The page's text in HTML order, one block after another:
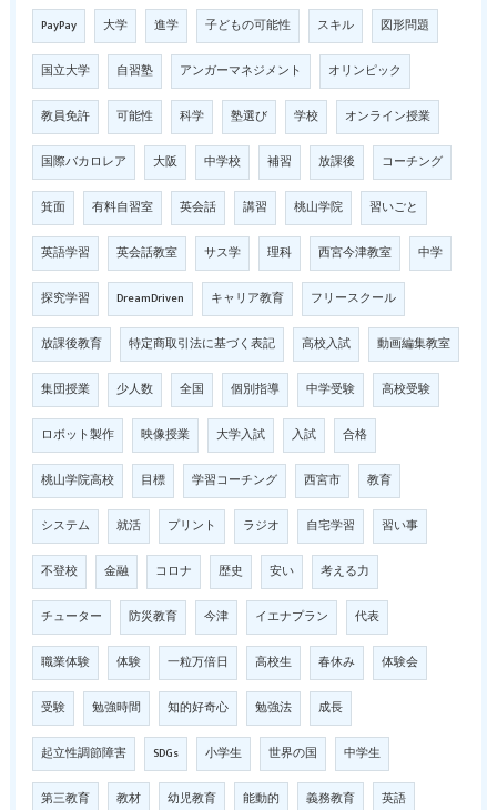
PayPay 大学 進学 子どもの可能性 スキル 図形問題
国立大学 自習塾 アンガーマネジメント オリンピック
教員免許 可能性 科学 塾選び 学校 オンライン授業
国際バカロレア 大阪 中学校 補習 放課後 コーチング
箕面 有料自習室 英会話 講習 桃山学院 習いごと
英語学習 英会話教室 サス学 理科 西宮今津教室 中学
探究学習 DreamDriven キャリア教育 フリースクール
放課後教育 特定商取引法に基づく表記 高校入試 動画編集教室
集団授業 少人数 全国 個別指導 中学受験 高校受験
ロボット製作 映像授業 大学入試 入試 合格
桃山学院高校 目標 学習コーチング 西宮市 教育
システム 就活 プリント ラジオ 自宅学習 習い事
不登校 金融 コロナ 歴史 安い 考える力
チューター 防災教育 今津 イエナプラン 代表
職業体験 体験 一粒万倍日 高校生 春休み 体験会
受験 勉強時間 知的好奇心 勉強法 成長
起立性調節障害 SDGs 小学生 世界の国 中学生
第三教育 教材 幼児教育 能動的 義務教育 英語